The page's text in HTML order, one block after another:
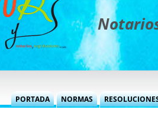
PORTADA NORMAS